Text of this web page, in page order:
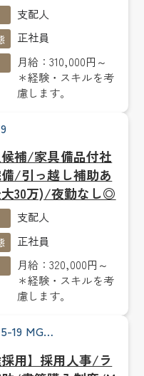
支配人
正社員
月給：310,000円～
＊経験・スキルを考
慮します。
補/家具備品付社
/引っ越し補助あ
大30万)/夜勤なし◎
支配人
正社員
月給：320,000円～
＊経験・スキルを考
慮します。
19 MG…
採用】採用人事/ラ